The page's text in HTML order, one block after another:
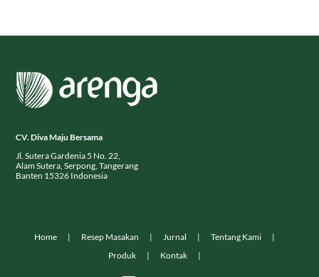
CV. Diva Maju Bersama
Jl. Sutera Gardenia 5 No. 22,
Alam Sutera, Serpong, Tangerang
Banten 15326 Indonesia
Home Resep Masakan Jurnal
Tentang Kami
Produk
Kontak